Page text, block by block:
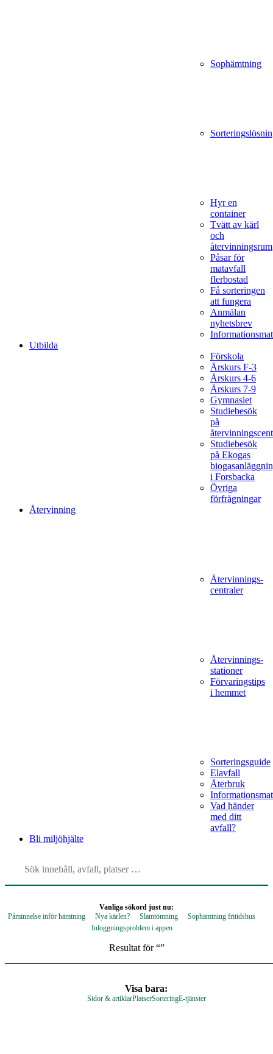
Sophämtning
Hyr en
container
Tvätt av kärl
och
återvinningsrum
Påsar för
matavfall
flerbostad
Få sorteringen
att fungera
Anmälan
nyhetsbrev
Utbilda
Förskola
Årskurs F-3
Årskurs 4-6
Årskurs 7-9
Gymnasiet
Studiebesök
på
Studiebesök
på Ekogas
i Forsbacka
Övriga
förfrågningar
Återvinning
Återvinnings­
centraler
Återvinnings­
stationer
Förvaringstips
i hemmet
Sorteringsguide
Elavfall
Återbruk
Vad händer
med ditt
avfall?
Bli miljöhjälte
Vanliga sökord just nu:
Påminnelse inför hämtning
Nya kärlen? Slamtömning
Sophämtning fritidshus
Inloggningsproblem i appen
Resultat för “”
Visa bara:
Sidor & artiklarPlatserSorteringE-tjänster